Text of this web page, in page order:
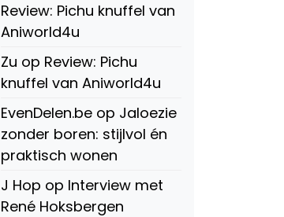
Review: Pichu knuffel van
Aniworld4u
Zu op Review: Pichu
knuffel van Aniworld4u
EvenDelen.be op Jaloezie
zonder boren: stijlvol én
praktisch wonen
J Hop op Interview met
René Hoksbergen